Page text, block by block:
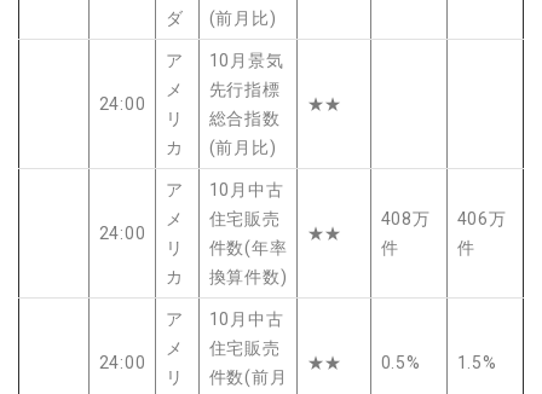
ダ
(前月比)
24:00
ア
メ
リ
カ
10月景気
先行指標
総合指数
(前月比)
★★
24:00
ア
メ
リ
カ
10月中古
住宅販売
件数(年率
換算件数)
★★
408万
件
406万
件
24:00
ア
メ
リ
10月中古
住宅販売
件数(前月
★★ 0.5% 1.5%